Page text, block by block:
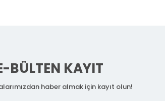
BÜLTEN KAYIT
haber almak için kayıt olun!